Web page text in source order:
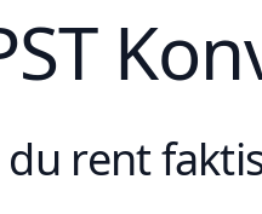
Start
du rent